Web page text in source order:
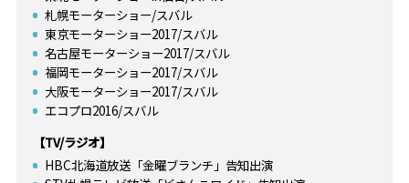
札幌モーターショー/スバル
東京モーターショー2017/スバル
名古屋モーターショー2017/スバル
福岡モーターショー2017/スバル
大阪モーターショー2017/スバル
エコプロ2016/スバル
【TV/ラジオ】
HBC北海道放送「金曜ブランチ」告知出演